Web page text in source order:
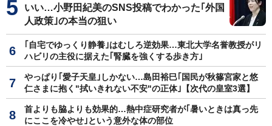
いい…小野田紀美のSNS投稿でわかった｢外国
人政策｣の本当の狙い
｢自宅でゆっくり静養｣はむしろ逆効果…東北大学名誉教授がリ
ハビリの主役に据えた｢腎臓を強くする歩き方｣
やっぱり｢愛子天皇｣しかない…島田裕巳｢国民が秋篠宮家と悠
仁さまに抱く"拭いきれない不安"の正体｣【次代の皇室3選】
首よりも脇よりも効果的…熱中症研究者が｢暑いときは真っ先
にここを冷やせ｣という意外な体の部位